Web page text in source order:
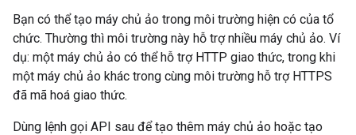
Bạn có thể tạo máy chủ ảo trong môi trường hiện có của tổ
chức. Thường thì môi trường này hỗ trợ nhiều máy chủ ảo. Ví
dụ: một máy chủ ảo có thể hỗ trợ HTTP giao thức, trong khi
một máy chủ ảo khác trong cùng môi trường hỗ trợ HTTPS
đã mã hoá giao thức.
Dùng lệnh gọi API sau để tạo thêm máy chủ ảo hoặc tạo